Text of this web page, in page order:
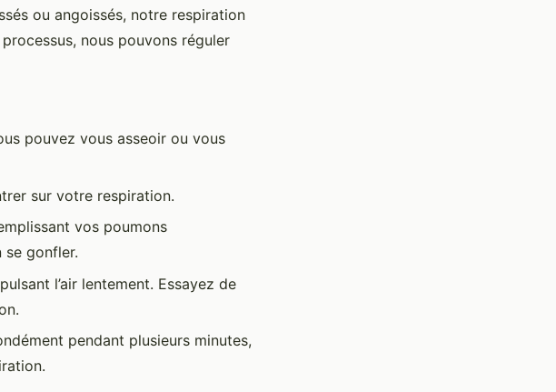
ou angoissés, notre respiration
nous pouvons réguler
pouvez vous asseoir ou vous
sur votre respiration.
vos poumons
gonfler.
l’air lentement. Essayez de
pendant plusieurs minutes,